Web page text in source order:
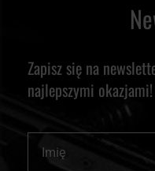
Zapisz się na
najlepszymi okazjami!